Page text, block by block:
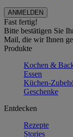
Fast fertig!
Bitte bestätigen Sie
Mail, die wir Ihnen
Produkte
Kochen &
Essen
Küchen-
Geschenke
Entdecken
Rezepte
Stories